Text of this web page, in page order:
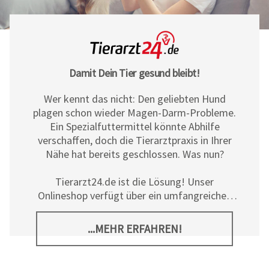
Damit Dein Tier gesund bleibt!
Wer kennt das nicht: Den geliebten Hund
plagen schon wieder Magen-Darm-Probleme.
Ein Spezialfuttermittel könnte Abhilfe
verschaffen, doch die Tierarztpraxis in Ihrer
Nähe hat bereits geschlossen. Was nun?
Tierarzt24.de ist die Lösung! Unser
Onlineshop verfügt über ein umfangreiches
Sortiment an Diät- und
Ergänzungsfuttermitteln, Pflegeprodukten
sowie allerlei tierischem Zubehör für Hunde,
Katzen und Pferde. Neben den hochwertigen
...MEHR ERFAHREN!